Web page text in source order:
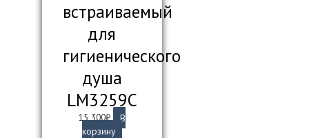
встраиваемый
для
гигиенического
душа
LM3259C
15 300₽
В
корзину